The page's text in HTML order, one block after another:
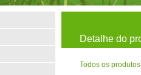
Detalhe do
Todos os produtos